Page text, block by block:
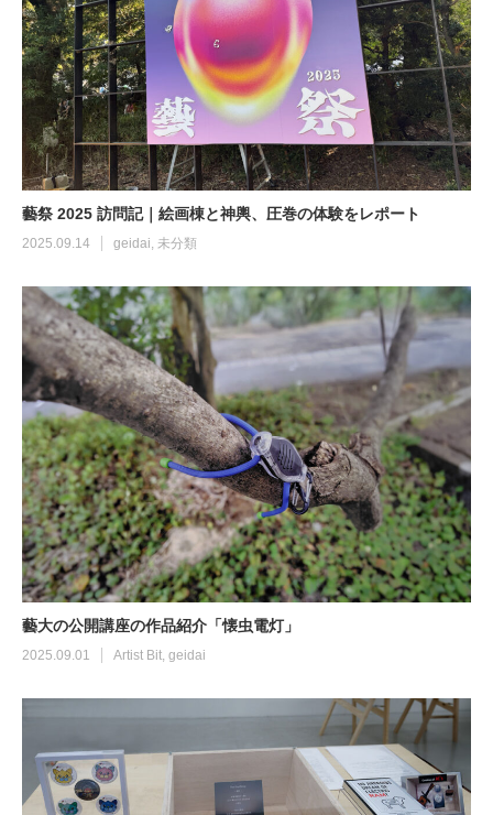
藝祭 2025 訪問記｜絵画棟と神輿、圧巻の体験をレポート
2025.09.14 geidai, 未分類
藝大の公開講座の作品紹介「懐虫電灯」
2025.09.01 Artist Bit geidai